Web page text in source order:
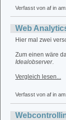
Verfasst von af in
Web
Hier mal zwei
Zum einen wäre
Idealobserver.
Vergleich lesen...
Verfasst von af in